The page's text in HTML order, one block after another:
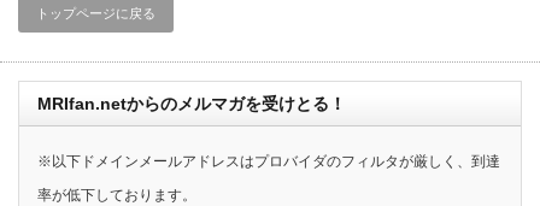
トップページに戻る
MRIfan.netからのメルマガを受けとる！
※以下ドメインメールアドレスはプロバイダのフィルタが厳しく、到達
率が低下しております。